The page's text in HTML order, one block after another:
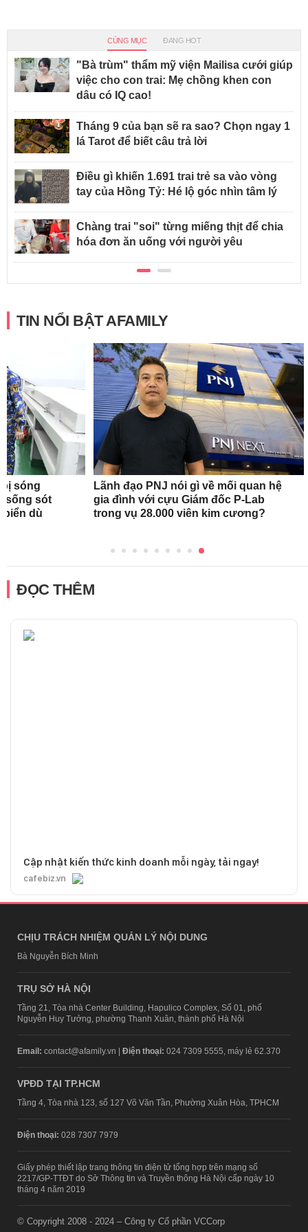
CÙNG MỤC ĐANG HOT
"Bà trùm" thẩm mỹ viện Mailisa cưới giúp
việc cho con trai: Mẹ chồng khen con
dâu có IQ cao!
Tháng 9 của bạn sẽ ra sao? Chọn ngay 1
lá Tarot để biết câu trả lời
Điều gì khiến 1.691 trai trẻ sa vào vòng
tay của Hồng Tỷ: Hé lộ góc nhìn tâm lý
Chàng trai "soi" từng miếng thịt để chia
hóa đơn ăn uống với người yêu
TIN NỔI BẬT AFAMILY
sóng
sống sót
biển dù
Lãnh đạo PNJ nói gì về mối quan hệ
gia đình với cựu Giám đốc P-Lab
trong vụ 28.000 viên kim cương?
ĐỌC THÊM
Cập nhật kiến thức kinh doanh mỗi ngày, tải ngay!
cafebiz.vn
CHỊU TRÁCH NHIỆM QUẢN LÝ NỘI DUNG
Bà Nguyễn Bích Minh
TRỤ SỞ HÀ NỘI
Tầng 21, Tòa nhà Center Building, Hapulico Complex, Số 01, phố
Nguyễn Huy Tưởng, phường Thanh Xuân, thành phố Hà Nội
Email: contact@afamily.vn | Điện thoại: 024 7309 5555, máy lẻ 62.370
VPĐD TẠI TP.HCM
Tầng 4, Tòa nhà 123, số 127 Võ Văn Tần, Phường Xuân Hòa, TPHCM
Điện thoại: 028 7307 7979
Giấy phép thiết lập trang thông tin điện tử tổng hợp trên mạng số
2217/GP-TTĐT do Sở Thông tin và Truyền thông Hà Nội cấp ngày 10
tháng 4 năm 2019
© Copyright 2008 - 2024 – Công ty Cổ phần VCCorp